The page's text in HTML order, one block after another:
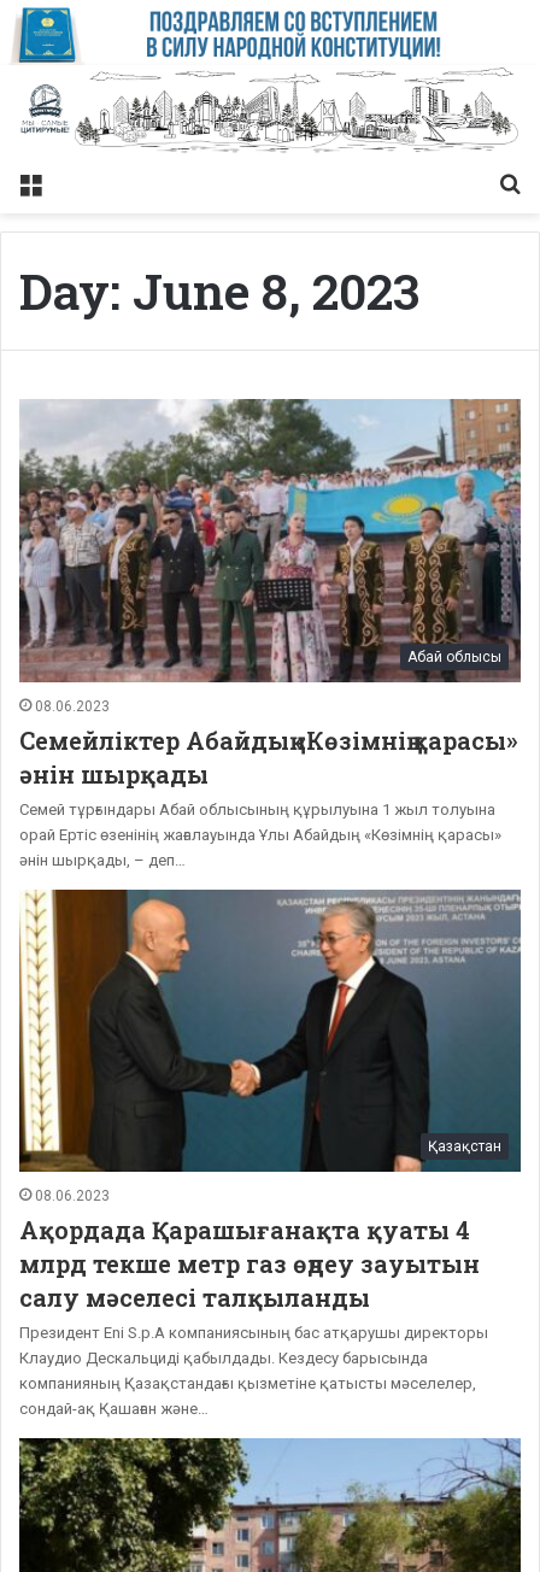
Меню
Day: June 8, 2023
Абай облысы
08.06.2023
Семейліктер Абайдың «Көзімнің қарасы»
әнін шырқады
Семей тұрғындары Абай облысының құрылуына 1 жыл толуына
орай Ертіс өзенінің жағалауында Ұлы Абайдың «Көзімнің қарасы»
әнін шырқады, – деп…
Қазақстан
08.06.2023
Ақордада Қарашығанақта қуаты 4
млрд текше метр газ өңдеу зауытын
салу мәселесі талқыланды
Президент Eni S.p.A компаниясының бас атқарушы директоры
Клаудио Дескальциді қабылдады. Кездесу барысында
компанияның Қазақстандағы қызметіне қатысты мәселелер,
сондай-ақ Қашаған және…